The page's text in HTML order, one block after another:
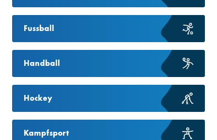
Fussball
Handball
Hockey
Kampfsport